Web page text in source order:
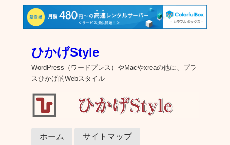
ひかげStyle
WordPress（ワードプレス）やMacやxreaの他に、プラ
スひかげ的Webスタイル
ホーム サイトマップ